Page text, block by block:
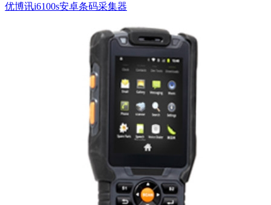
优博讯i6100s安卓条码采集器